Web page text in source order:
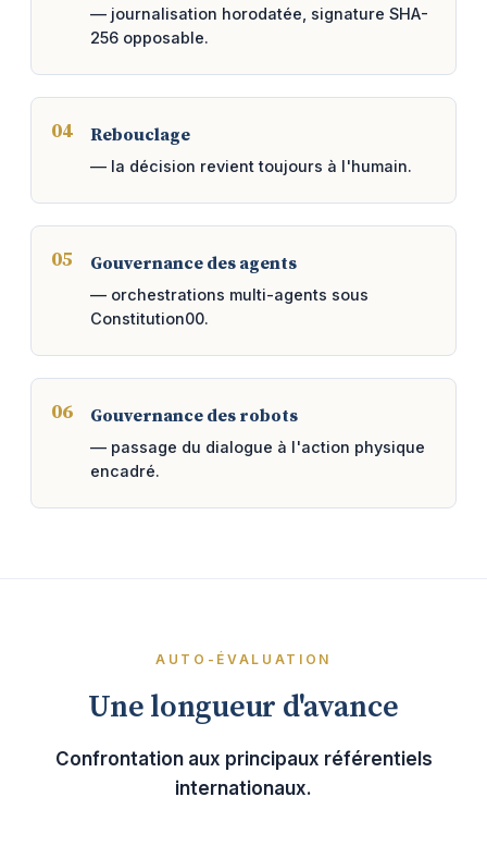
— journalisation horodatée, signature SHA-
256 opposable.
Rebouclage
— la décision revient toujours à l'humain.
Gouvernance des agents
— orchestrations multi-agents sous
Constitution00.
Gouvernance des robots
— passage du dialogue à l'action physique
encadré.
AUTO-ÉVALUATION
Une longueur d'avance
Confrontation aux principaux référentiels
internationaux.